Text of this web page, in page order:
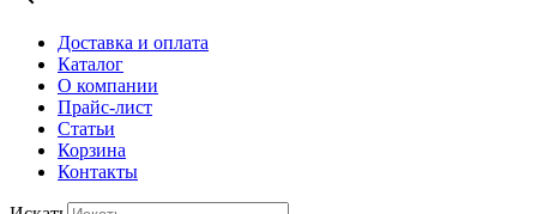
Доставка и оплата
Каталог
О компании
Прайс-лист
Статьи
Корзина
Контакты